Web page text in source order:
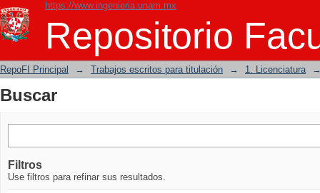
https://www.ingenieria.unam.mx
Repositorio
Buscar
RepoFI Principal → Trabajos escritos para titulación → 1. Licenciatura
Buscar
Filtros
Use filtros para refinar sus resultados.